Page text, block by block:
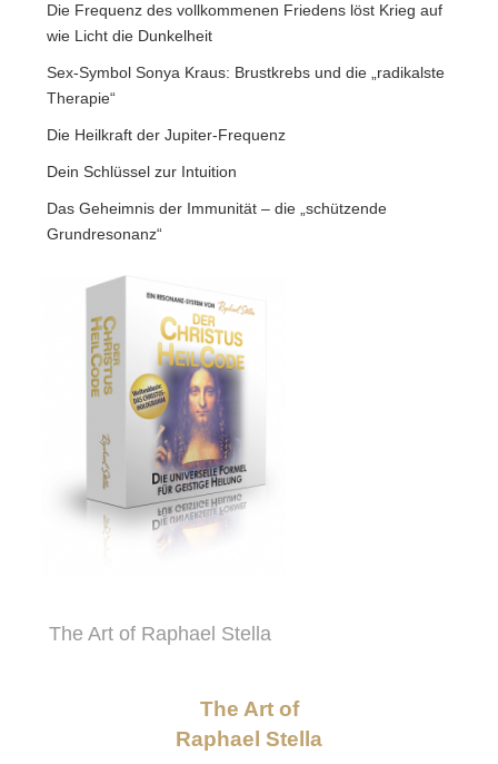
Die Frequenz des vollkommenen Friedens löst Krieg auf
wie Licht die Dunkelheit
Sex-Symbol Sonya Kraus: Brustkrebs und die „radikalste
Therapie“
Die Heilkraft der Jupiter-Frequenz
Dein Schlüssel zur Intuition
Das Geheimnis der Immunität – die „schützende
Grundresonanz“
The Art of Raphael Stella
The Art of
Raphael Stella